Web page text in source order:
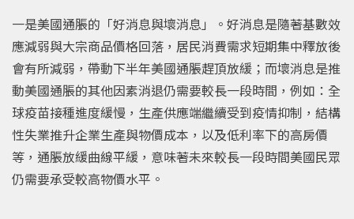
一是美國通脹的「好消息與壞消息」。好消息是隨著基數效
應減弱與大宗商品價格回落，居民消費需求短期集中釋放後
會有所減弱，帶動下半年美國通脹趕頂放緩；而壞消息是推
動美國通脹的其他因素消退仍需要較長一段時間，例如：全
球疫苗接種進度緩慢，生產供應端繼續受到疫情抑制，結構
性失業推升企業生產與物價成本，以及低利率下的高房價
等，通脹放緩曲線平緩，意味著未來較長一段時間美國民眾
仍需要承受較高物價水平。